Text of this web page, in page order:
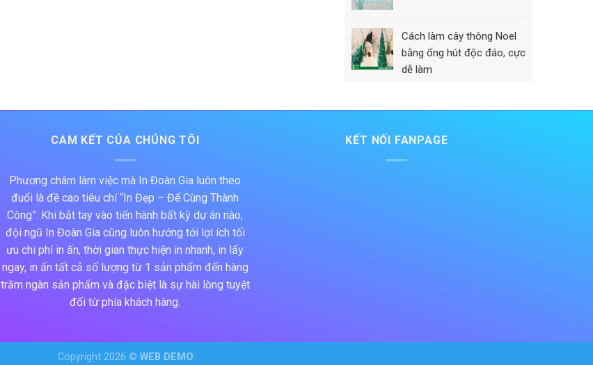
Cách làm cây thông Noel
bằng ống hút độc đáo, cực
dễ làm
CAM KẾT CỦA CHÚNG TÔI
Phương châm làm việc mà In Đoàn Gia luôn theo
đuổi là đề cao tiêu chí “In Đẹp – Để Cùng Thành
Công”. Khi bắt tay vào tiến hành bất kỳ dự án nào,
đội ngũ In Đoàn Gia cũng luôn hướng tới lợi ích tối
ưu chi phí in ấn, thời gian thực hiện in nhanh, in lấy
ngay, in ấn tất cả số lượng từ 1 sản phẩm đến hàng
trăm ngàn sản phẩm và đặc biệt là sự hài lòng tuyệt
đối từ phía khách hàng.
KẾT NỐI FANPAGE
Copyright 2026 © WEB DEMO